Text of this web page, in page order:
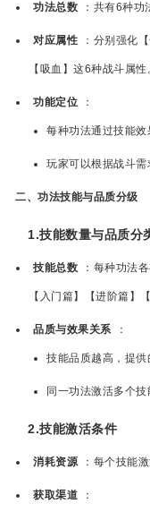
功法总数 ：共有6种功
对应属性 ：分别强化
【吸血】这6种战斗属性
功能定位 ：
每种功法通过技能效
玩家可以根据战斗需
二、功法技能与品质分级
1.技能数量与品质分
技能总数 ：每种功法
【入门篇】【进阶篇】
品质与效果关系 ：
技能品质越高，提供
同一功法激活多个技
2.技能激活条件
消耗资源 ：每个技能
获取渠道 ：